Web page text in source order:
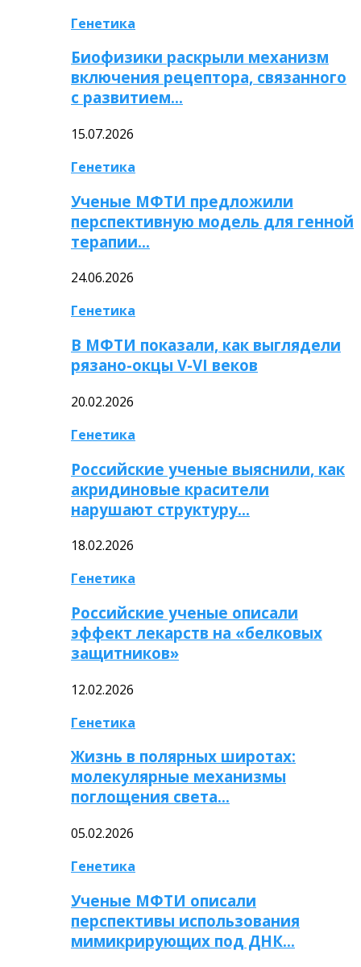
Генетика
Биофизики раскрыли механизм
включения рецептора, связанного
с развитием…
15.07.2026
Генетика
Ученые МФТИ предложили
перспективную модель для генной
терапии…
24.06.2026
Генетика
В МФТИ показали, как выглядели
рязано-окцы V-VI веков
20.02.2026
Генетика
Российские ученые выяснили, как
акридиновые красители
нарушают структуру…
18.02.2026
Генетика
Российские ученые описали
эффект лекарств на «белковых
защитников»
12.02.2026
Генетика
Жизнь в полярных широтах:
молекулярные механизмы
поглощения света…
05.02.2026
Генетика
Ученые МФТИ описали
перспективы использования
мимикрирующих под ДНК…